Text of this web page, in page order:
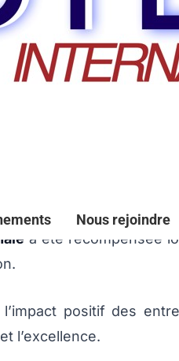
Nous rejoindre
2024
a été récompensée
l’impact positif des
l’excellence.